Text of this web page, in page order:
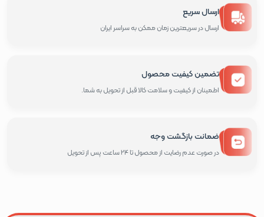
ارسال سریع
ارسال در سریعترین زمان ممکن به سراسر ایران
تضمین کیفیت محصول
اطمینان از کیفیت و سلامت کالا قبل از تحویل به شما.
ضمانت بازگشت وجه
در صورت عدم رضایت از محصول تا 24 ساعت پس از تحویل